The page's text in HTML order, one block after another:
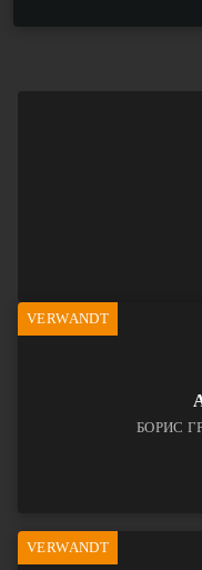
VERWANDT
БОРИС
VERWANDT